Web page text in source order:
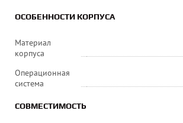
ОСОБЕННОСТИ КОРПУСА
Материал
корпуса
Операционная
система
СОВМЕСТИМОСТЬ